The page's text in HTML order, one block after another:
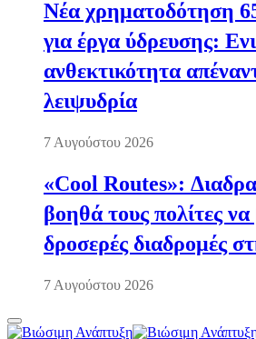
Νέα χρηματοδότηση
για έργα ύδρευσης:
ανθεκτικότητα
λειψυδρία
7 Αυγούστου 2026
«Cool Routes»:
βοηθά τους πολίτες
δροσερές διαδρομές
7 Αυγούστου 2026